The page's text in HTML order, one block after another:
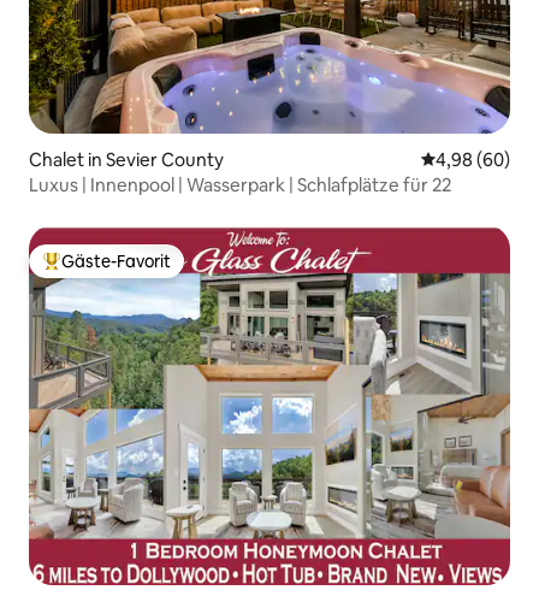
Chalet in Sevier County
4,98 (60)
Luxus | Innenpool | Wasserpark | Schlafplätze für 22
Beliebter Gäste-Favorit.
Gäste-Favorit